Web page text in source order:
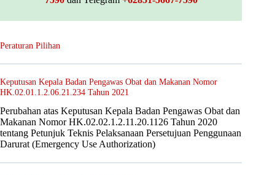
Peraturan Pilihan
Keputusan Kepala Badan Pengawas Obat dan Makanan Nomor
HK.02.01.1.2.06.21.234 Tahun 2021
Perubahan atas Keputusan Kepala Badan Pengawas Obat dan
Makanan Nomor HK.02.02.1.2.11.20.1126 Tahun 2020
tentang Petunjuk Teknis Pelaksanaan Persetujuan Penggunaan
Darurat (Emergency Use Authorization)